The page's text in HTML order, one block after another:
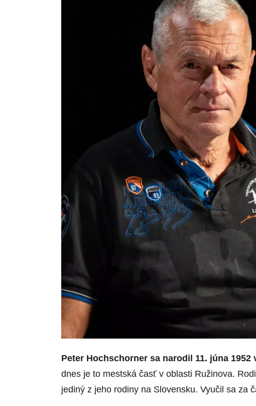
Peter Hochschorner sa narodil 11. júna 1952
dnes je to mestská časť v oblasti Ružinova.
jediný z jeho rodiny na Slovensku. Vyučil sa za